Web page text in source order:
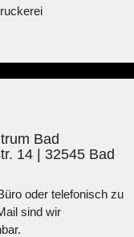
Bad
14 | 32545 Bad
oder telefonisch zu
sind wir